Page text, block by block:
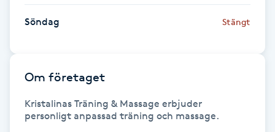
Headspa
Healing
Söndag Stängt
Om företaget
Kristalinas Träning & Massage erbjuder
personligt anpassad träning och massage.